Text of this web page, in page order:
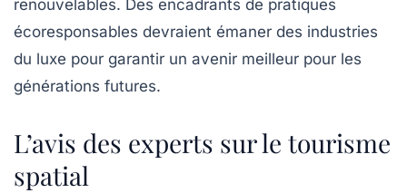
renouvelables. Des encadrants de pratiques
écoresponsables devraient émaner des industries
du luxe pour garantir un avenir meilleur pour les
générations futures.
L’avis des experts sur le tourisme
spatial